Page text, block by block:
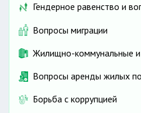
Гендерное равенство и
Вопросы миграции
Жилищно-коммунальные
Вопросы аренды жилых
Борьба с коррупцией